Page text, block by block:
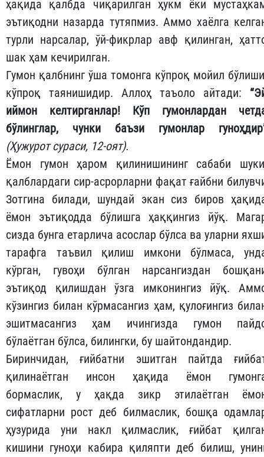
ҳақида қалбда чиқарилган ҳукм ёки
эътиқодни назарда тутяпмиз. Аммо хаёлга
турли нарсалар, ўй-фикрлар авф қилинган,
шак ҳам кечирилган.
Гумон қалбнинг ўша томонга кўпроқ мойил
кўпроқ таянишидир. Аллоҳ таъоло айтади:
иймон келтирганлар! Кўп гумонлардан
бўлинглар, чунки баъзи гумонлар
(Ҳужурот сураси, 12-оят).
Ёмон гумон ҳаром қилинишининг сабаби
қалблардаги сир-асрорларни фақат ғайбни
Зотгина билади, шундай экан сиз биров
ёмон эътиқодда бўлишга ҳаққингиз йўқ.
сизда бунга етарлича асослар бўлса ва уларни
тарафга таъвил қилиш имкони бўлмаса,
кўрган, гувоҳи бўлган нарсангиздан
эътиқод қилишдан ўзга имконингиз йўқ.
кўзингиз билан кўрмасангиз ҳам, қулоғингиз
эшитмасангиз ҳам ичингизда гумон
бўлаётган бўлса, билингки, бу шайтондандир.
Биринчидан, ғийбатни эшитган пайтда
қилинаётган инсон ҳақида ёмон
бормаслик, у ҳақда зикр этилаётган
сифатларни рост деб билмаслик, бошқа
ҳузурида уни накл қилмаслик, ғийбат
кишини гуноҳи кабира қиляпти деб билиш,